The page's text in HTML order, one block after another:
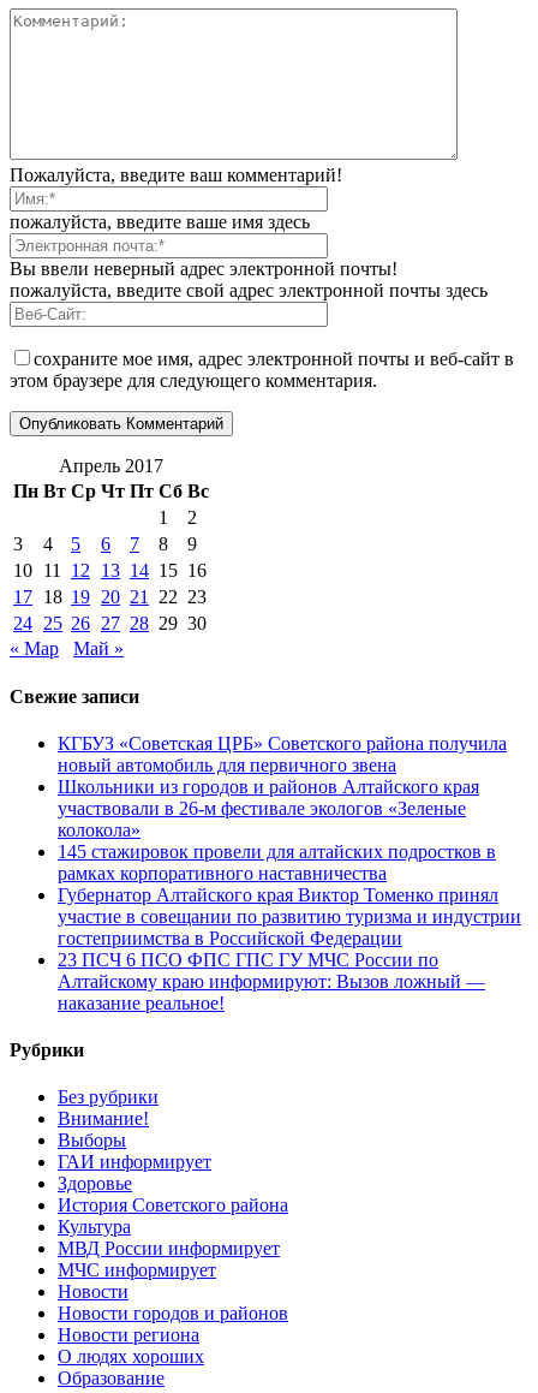
Пожалуйста, введите ваш комментарий!
пожалуйста, введите ваше имя здесь
Вы ввели неверный адрес электронной почты!
пожалуйста, введите свой адрес электронной почты здесь
сохраните мое имя, адрес электронной почты и веб-сайт в
этом браузере для следующего комментария.
Апрель 2017
Пн Вт Ср Чт Пт Сб Вс
1
2
3
4 5 6 7 8
9
10 11 12 13 14 15 16
17 18 19 20 21 22 23
24 25 26 27 28 29 30
« Мар
Май »
Свежие записи
КГБУЗ «Советская ЦРБ» Советского района получила
новый автомобиль для первичного звена
Школьники из городов и районов Алтайского края
участвовали в 26-м фестивале экологов «Зеленые
колокола»
145 стажировок провели для алтайских подростков в
рамках корпоративного наставничества
Губернатор Алтайского края Виктор Томенко принял
участие в совещании по развитию туризма и индустрии
гостеприимства в Российской Федерации
23 ПСЧ 6 ПСО ФПС ГПС ГУ МЧС России по
Алтайскому краю информируют: Вызов ложный —
наказание реальное!
Рубрики
Без рубрики
Внимание!
Выборы
ГАИ информирует
Здоровье
История Советского района
Культура
МВД России информирует
МЧС информирует
Новости
Новости городов и районов
Новости региона
О людях хороших
Образование